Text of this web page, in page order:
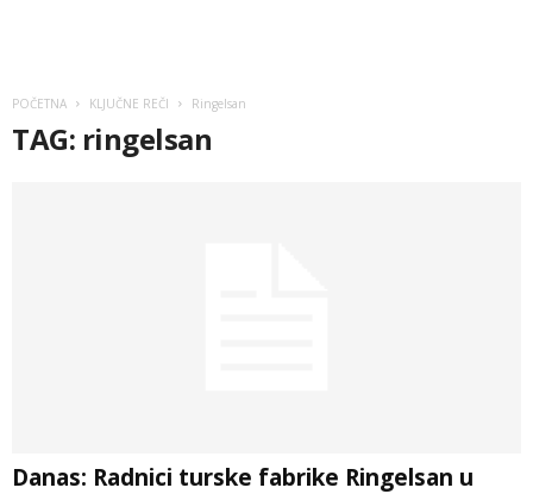
POČETNA KLJUČNE REČI Ringelsan
TAG: ringelsan
Danas: Radnici turske fabrike Ringelsan u